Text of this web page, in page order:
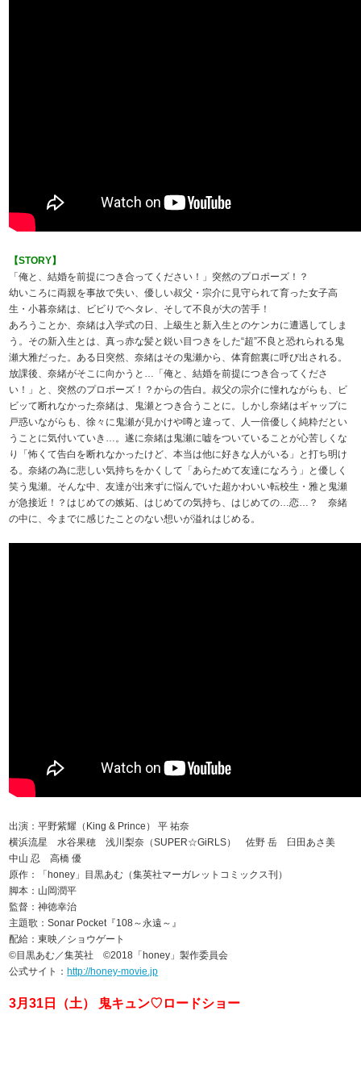
【STORY】
「俺と、結婚を前提につき合ってください！」突然のプロポーズ！？
幼いころに両親を事故で失い、優しい叔父・宗介に見守られて育った女子高
生・小暮奈緒は、ビビりでヘタレ、そして不良が大の苦手！
あろうことか、奈緒は入学式の日、上級生と新入生とのケンカに遭遇してしま
う。その新入生とは、真っ赤な髪と鋭い目つきをした“超”不良と恐れられる鬼
瀬大雅だった。ある日突然、奈緒はその鬼瀬から、体育館裏に呼び出される。
放課後、奈緒がそこに向かうと…「俺と、結婚を前提につき合ってくださ
い！」と、突然のプロポーズ！？からの告白。叔父の宗介に憧れながらも、ビ
ビッて断れなかった奈緒は、鬼瀬とつき合うことに。しかし奈緒はギャップに
戸惑いながらも、徐々に鬼瀬が見かけや噂と違って、人一倍優しく純粋だとい
うことに気付いていき…。遂に奈緒は鬼瀬に嘘をついていることが心苦しくな
り「怖くて告白を断れなかったけど、本当は他に好きな人がいる」と打ち明け
る。奈緒の為に悲しい気持ちをかくして「あらためて友達になろう」と優しく
笑う鬼瀬。そんな中、友達が出来ずに悩んでいた超かわいい転校生・雅と鬼瀬
が急接近！？はじめての嫉妬、はじめての気持ち、はじめての…恋…？ 奈緒
の中に、今までに感じたことのない想いが溢れはじめる。
出演：平野紫耀（King & Prince） 平 祐奈
横浜流星 水谷果穂 浅川梨奈（SUPER☆GiRLS） 佐野 岳 臼田あさ美
中山 忍 高橋 優
原作：「honey」目黒あむ（集英社マーガレットコミックス刊）
脚本：山岡潤平
監督：神徳幸治
主題歌：Sonar Pocket『108～永遠～』
配給：東映／ショウゲート
©目黒あむ／集英社 ©2018「honey」製作委員会
公式サイト： http://honey-movie.jp
3月31日（土） 鬼キュン♡ロードショー